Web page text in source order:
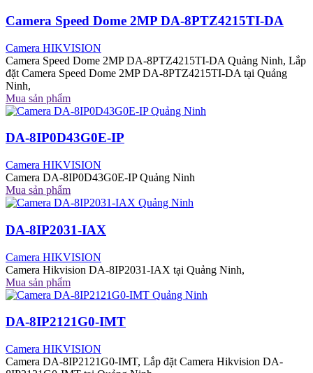
Camera Speed Dome 2MP DA-8PTZ4215TI-DA
Camera HIKVISION
Camera Speed Dome 2MP DA-8PTZ4215TI-DA Quảng Ninh, Lắp
đặt Camera Speed Dome 2MP DA-8PTZ4215TI-DA tại Quảng
Ninh,
Mua sản phẩm
DA-8IP0D43G0E-IP
Camera HIKVISION
Camera DA-8IP0D43G0E-IP Quảng Ninh
Mua sản phẩm
DA-8IP2031-IAX
Camera HIKVISION
Camera Hikvision DA-8IP2031-IAX tại Quảng Ninh,
Mua sản phẩm
DA-8IP2121G0-IMT
Camera HIKVISION
Camera DA-8IP2121G0-IMT, Lắp đặt Camera Hikvision DA-